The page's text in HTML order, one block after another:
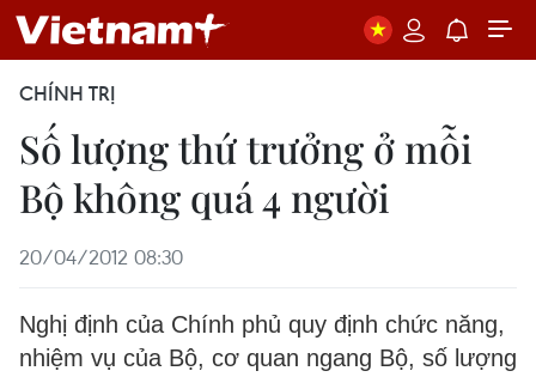
CHÍNH TRỊ
Số lượng thứ trưởng ở mỗi
Bộ không quá 4 người
20/04/2012 08:30
Nghị định của Chính phủ quy định chức năng,
nhiệm vụ của Bộ, cơ quan ngang Bộ, số lượng